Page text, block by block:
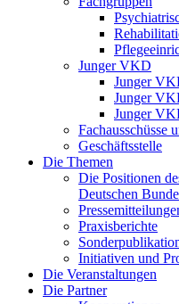
Junger VKD
Junger
Junger
Junger
Fachausschüsse
Geschäftsstelle
Die Themen
Die Positionen
Deutschen
Praxisberichte
Initiativen und
Die Veranstaltungen
Die Partner